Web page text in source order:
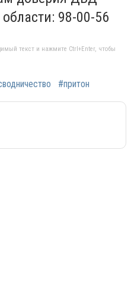
98-00-56
текст и нажмите Ctrl+Enter, чтобы
#притон